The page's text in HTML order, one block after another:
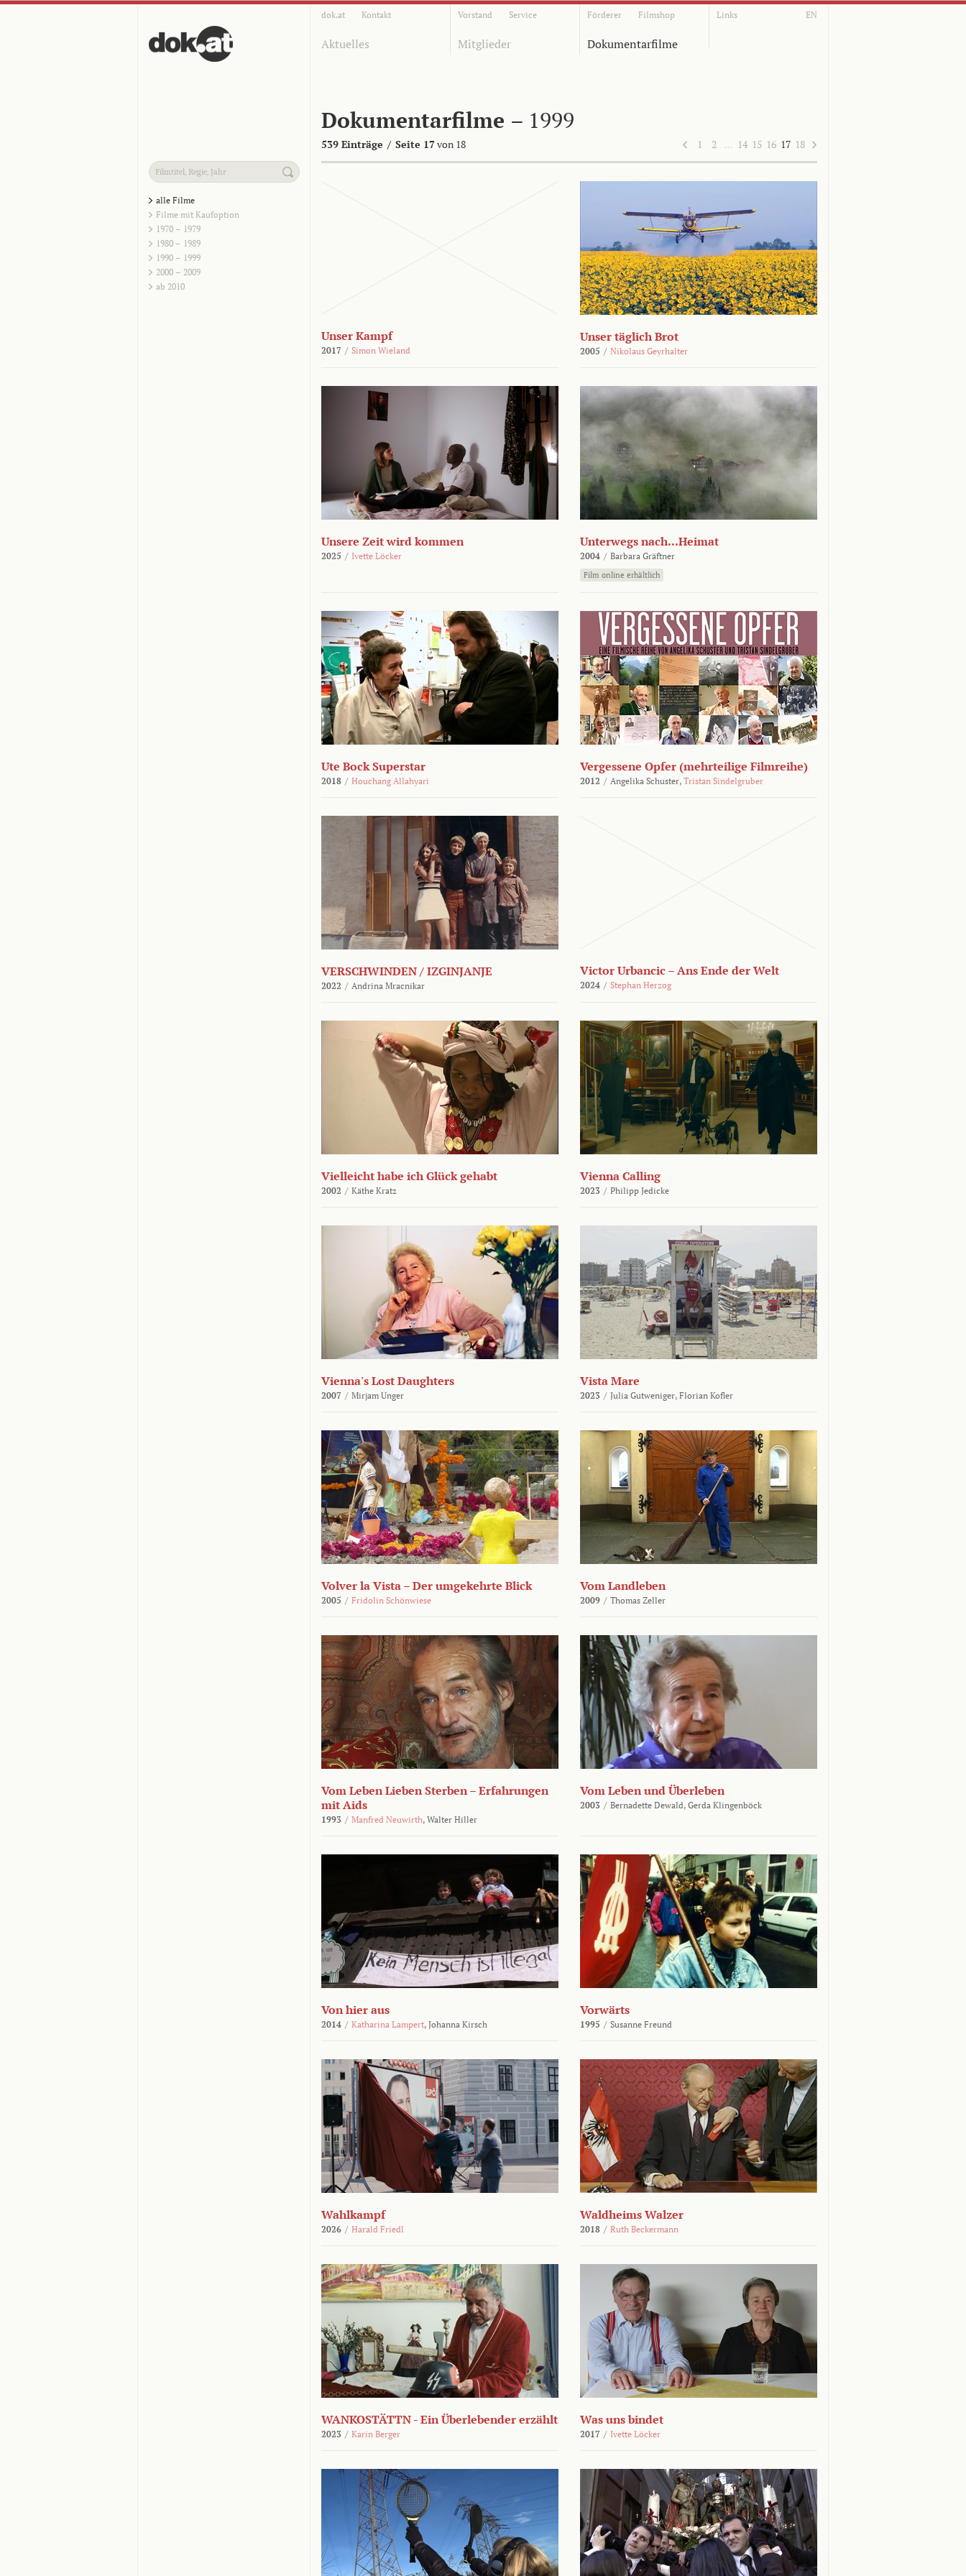
dok.at Kontakt Vorstand Service Förderer Filmshop Links EN
Aktuelles Mitglieder Dokumentarfilme
Dokumentarfilme – 1999
539 Einträge / Seite 17von 18 1 2 … 14 15 16 17 18
alle Filme
Filme mit Kaufoption
1970 – 1979
1980 – 1989
1990 – 1999
2000 – 2009
ab 2010
Unser Kampf
2017 / Simon Wieland
Unser täglich Brot
2005 / Nikolaus Geyrhalter
Unsere Zeit wird kommen
2025 / Ivette Löcker
Unterwegs nach...Heimat
2004 / Barbara Gräftner
Film online erhältlich
Ute Bock Superstar
2018 / Houchang Allahyari
Vergessene Opfer (mehrteilige Filmreihe)
2012 / Angelika Schuster, Tristan Sindelgruber
VERSCHWINDEN / IZGINJANJE
2022 / Andrina Mracnikar
Victor Urbancic – Ans Ende der Welt
2024 / Stephan Herzog
Vielleicht habe ich Glück gehabt
2002 / Käthe Kratz
Vienna Calling
2023 / Philipp Jedicke
Vienna's Lost Daughters
2007 / Mirjam Unger
Vista Mare
2023 / Julia Gutweniger, Florian Kofler
Volver la Vista – Der umgekehrte Blick
2005 / Fridolin Schönwiese
Vom Landleben
2009 / Thomas Zeller
Vom Leben Lieben Sterben – Erfahrungen
mit Aids
1993 / Manfred Neuwirth, Walter Hiller
Vom Leben und Überleben
2003 / Bernadette Dewald, Gerda Klingenböck
Von hier aus
2014 / Katharina Lampert, Johanna Kirsch
Vorwärts
1995 / Susanne Freund
Wahlkampf
2026 / Harald Friedl
Waldheims Walzer
2018 / Ruth Beckermann
WANKOSTÄTTN - Ein Überlebender erzählt
2023 / Karin Berger
Was uns bindet
2017 / Ivette Löcker